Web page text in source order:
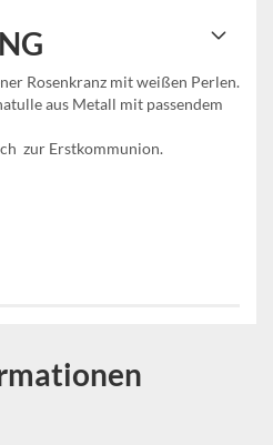
Rosenkranz mit weißen Perlen.
aus Metall mit passendem
zur Erstkommunion.